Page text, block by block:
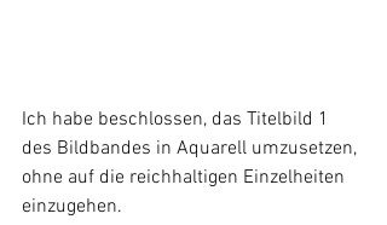
Ich habe beschlossen, das Titelbild 1
des Bildbandes in Aquarell umzusetzen,
ohne auf die reichhaltigen Einzelheiten
einzugehen.